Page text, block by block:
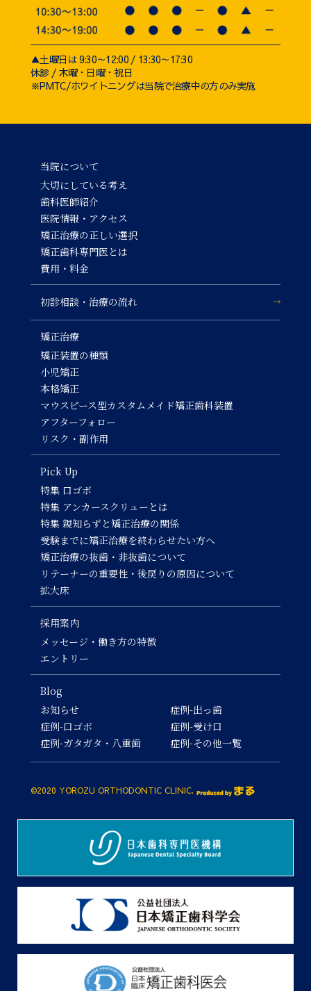
▲土曜日は 9:30～12:00 / 13:30～17:30
休診 / 木曜・日曜・祝日
※PMTC/ホワイトニングは当院で治療中の方のみ実施
当院について
大切にしている考え
歯科医師紹介
医院情報・アクセス
矯正治療の正しい選択
矯正歯科専門医とは
費用・料金
初診相談・治療の流れ
矯正治療
矯正装置の種類
小児矯正
本格矯正
マウスピース型カスタムメイド矯正歯科装置
アフターフォロー
リスク・副作用
Pick Up
特集 口ゴボ
特集 アンカースクリューとは
特集 親知らずと矯正治療の関係
受験までに矯正治療を終わらせたい方へ
矯正治療の抜歯・非抜歯について
リテーナーの重要性・後戻りの原因について
拡大床
採用案内
メッセージ・働き方の特徴
エントリー
Blog
お知らせ
症例-口ゴボ
症例-ガタガタ・八重歯
症例-出っ歯
症例-受け口
症例-その他一覧
©2020 YOROZU ORTHODONTIC CLINIC.